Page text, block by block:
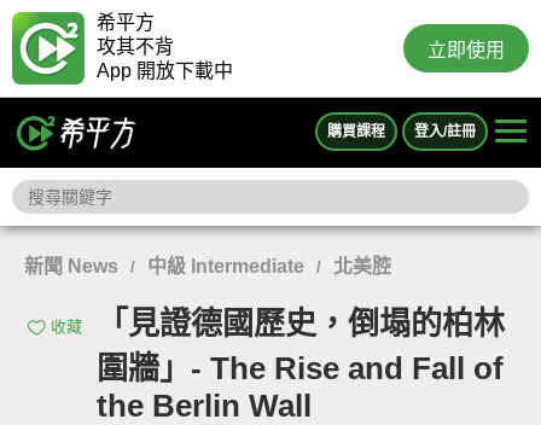
希平方
攻其不背
App 開放下載中
立即使用
購買課程 登入/註冊
新聞 News / 中級 Intermediate / 北美腔
收藏
「見證德國歷史，倒塌的柏林
圍牆」- The Rise and Fall of
the Berlin Wall